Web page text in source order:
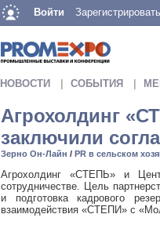
Войти
НОВОСТИ СОБЫТИЯ
Агрохолдинг
заключили
Зерно Он-Лайн / PR в сельском
Агрохолдинг «СТЕПЬ» и
сотрудничестве. Цель
и подготовка кадрового
взаимодействия «СТЕПИ» с